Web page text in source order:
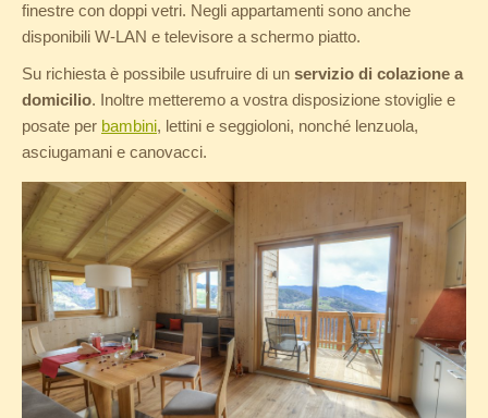
finestre con doppi vetri. Negli appartamenti sono anche
disponibili W-LAN e televisore a schermo piatto.
Su richiesta è possibile usufruire di un servizio di colazione a
domicilio. Inoltre metteremo a vostra disposizione stoviglie e
posate per bambini, lettini e seggioloni, nonché lenzuola,
asciugamani e canovacci.